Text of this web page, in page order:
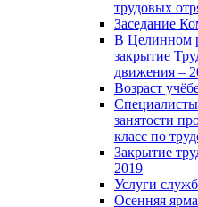
трудовых
Заседание
В Целинном
закрытие
движения –
Возраст
занятости
класс по
Закрытие
2019
Услуги
Осенняя